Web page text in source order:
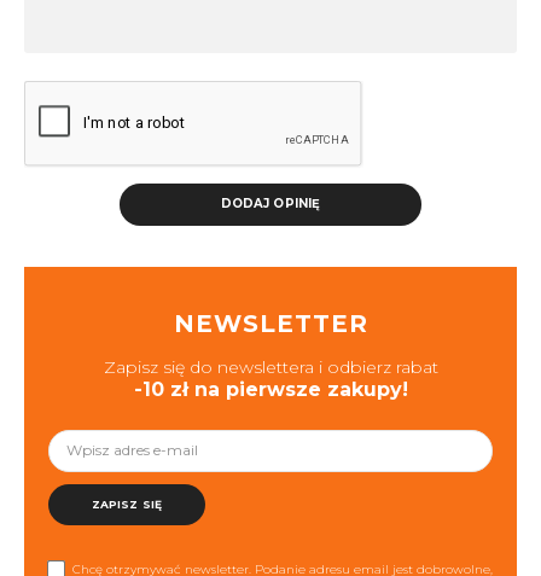
DODAJ OPINIĘ
NEWSLETTER
Zapisz się do newslettera i odbierz rabat
-10 zł na pierwsze zakupy!
ZAPISZ SIĘ
Chcę otrzymywać newsletter. Podanie adresu email jest dobrowolne,